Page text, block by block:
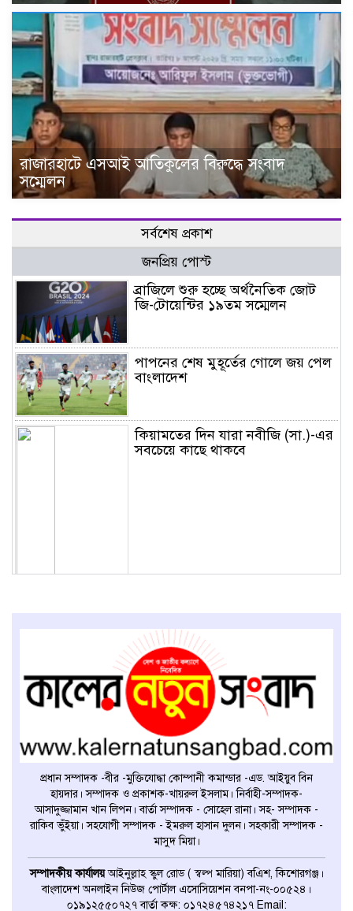
রাজারহাটে এসআই আতিকুলের বিরুদ্ধে সংবাদ
সম্মেলন
সর্বশেষ প্রকাশ
জনপ্রিয় পোস্ট
ব্রাজিলে শুরু হচ্ছে অর্থনৈতিক জোট
জি-টোয়েন্টির ১৯তম সম্মেলন
পাপনের শেষ মুহূর্তের গোলে জয় পেল
বাংলাদেশ
কিয়ামতের দিন যারা নবীজি (সা.)-এর
সবচেয়ে কাছে থাকবে
প্রধান সম্পাদক -বীর -মুক্তিযোদ্ধা কোম্পানী কমান্ডার -এড. আইয়ুব বিন
হায়দার। সম্পাদক ও প্রকাশক-খায়রুল ইসলাম। নির্বাহী-সম্পাদক-
আসাদুজ্জামান খান লিপন। বার্তা সম্পাদক - সোহেল রানা। সহ- সম্পাদক -
রাকিব ভুঁইয়া। সহযোগী সম্পাদক - ইমরুল হাসান দুলন। সহকারী সম্পাদক -
মাসুদ মিয়া।
সম্পাদকীয় কার্যালয়আইনুল্লাহ স্কুল রোড ( স্বল্প মারিয়া) বএিশ, কিশোরগঞ্জ।
বাংলাদেশ অনলাইন নিউজ পোর্টাল এসোসিয়েশন বনপা-নং-০০৫২৪।
০১৯১২৫৫০৭২৭ বার্তা কক্ষ: ০১৭২৪৫৭৪২১৭ Email: